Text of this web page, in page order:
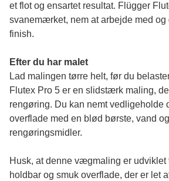
et flot og ensartet resultat. Flügger
svanemærket, nem at arbejde med
finish.
Efter du har malet
Lad malingen tørre helt, før du
Flutex Pro 5 er en slidstærk maling,
rengøring. Du kan nemt vedligeholde
overflade med en blød børste, vand
rengøringsmidler.
Husk, at denne vægmaling er udviklet
holdbar og smuk overflade, der er let